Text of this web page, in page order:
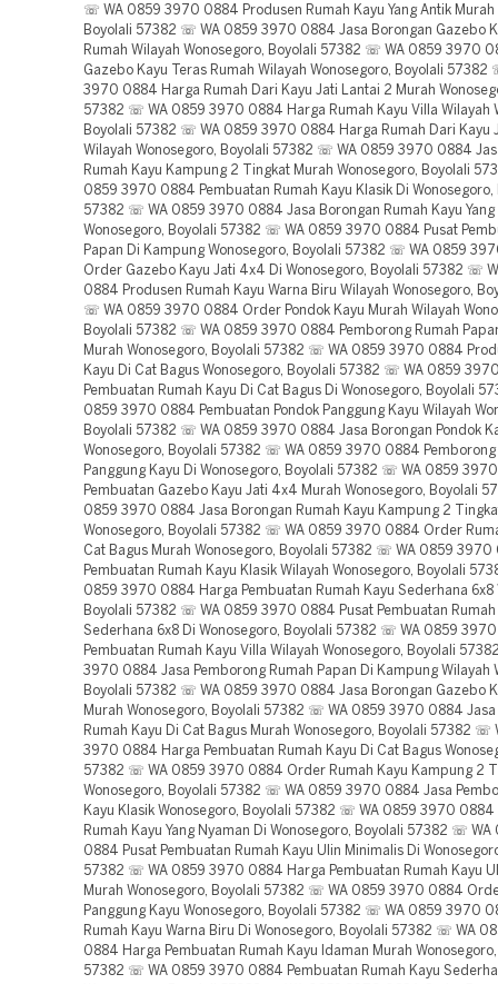
☏ WA 0859 3970 0884 Produsen Rumah Kayu Yang Antik Murah
Boyolali 57382 ☏ WA 0859 3970 0884 Jasa Borongan Gazebo
Rumah Wilayah Wonosegoro, Boyolali 57382 ☏ WA 0859 3970
Gazebo Kayu Teras Rumah Wilayah Wonosegoro, Boyolali
3970 0884 Harga Rumah Dari Kayu Jati Lantai 2 Murah
57382 ☏ WA 0859 3970 0884 Harga Rumah Kayu Villa Wilayah
Boyolali 57382 ☏ WA 0859 3970 0884 Harga Rumah Dari Kayu
Wilayah Wonosegoro, Boyolali 57382 ☏ WA 0859 3970 0884
Rumah Kayu Kampung 2 Tingkat Murah Wonosegoro, Boyolali
0859 3970 0884 Pembuatan Rumah Kayu Klasik Di Wonosegoro,
57382 ☏ WA 0859 3970 0884 Jasa Borongan Rumah Kayu Yang
Wonosegoro, Boyolali 57382 ☏ WA 0859 3970 0884 Pusat
Papan Di Kampung Wonosegoro, Boyolali 57382 ☏ WA 0859
Order Gazebo Kayu Jati 4x4 Di Wonosegoro, Boyolali 57382 ☏
0884 Produsen Rumah Kayu Warna Biru Wilayah Wonosegoro,
☏ WA 0859 3970 0884 Order Pondok Kayu Murah Wilayah
Boyolali 57382 ☏ WA 0859 3970 0884 Pemborong Rumah
Murah Wonosegoro, Boyolali 57382 ☏ WA 0859 3970 0884
Kayu Di Cat Bagus Wonosegoro, Boyolali 57382 ☏ WA 0859
Pembuatan Rumah Kayu Di Cat Bagus Di Wonosegoro, Boyolali
0859 3970 0884 Pembuatan Pondok Panggung Kayu Wilayah
Boyolali 57382 ☏ WA 0859 3970 0884 Jasa Borongan Pondok
Wonosegoro, Boyolali 57382 ☏ WA 0859 3970 0884 Pemborong
Panggung Kayu Di Wonosegoro, Boyolali 57382 ☏ WA 0859
Pembuatan Gazebo Kayu Jati 4x4 Murah Wonosegoro, Boyolali
0859 3970 0884 Jasa Borongan Rumah Kayu Kampung 2
Wonosegoro, Boyolali 57382 ☏ WA 0859 3970 0884 Order
Cat Bagus Murah Wonosegoro, Boyolali 57382 ☏ WA 0859 3970
Pembuatan Rumah Kayu Klasik Wilayah Wonosegoro, Boyolali
0859 3970 0884 Harga Pembuatan Rumah Kayu Sederhana 6x8
Boyolali 57382 ☏ WA 0859 3970 0884 Pusat Pembuatan Rumah
Sederhana 6x8 Di Wonosegoro, Boyolali 57382 ☏ WA 0859
Pembuatan Rumah Kayu Villa Wilayah Wonosegoro, Boyolali
3970 0884 Jasa Pemborong Rumah Papan Di Kampung Wilayah
Boyolali 57382 ☏ WA 0859 3970 0884 Jasa Borongan Gazebo
Murah Wonosegoro, Boyolali 57382 ☏ WA 0859 3970 0884 Jasa
Rumah Kayu Di Cat Bagus Murah Wonosegoro, Boyolali 57382 ☏
3970 0884 Harga Pembuatan Rumah Kayu Di Cat Bagus
57382 ☏ WA 0859 3970 0884 Order Rumah Kayu Kampung 2
Wonosegoro, Boyolali 57382 ☏ WA 0859 3970 0884 Jasa
Kayu Klasik Wonosegoro, Boyolali 57382 ☏ WA 0859 3970 0884
Rumah Kayu Yang Nyaman Di Wonosegoro, Boyolali 57382 ☏
0884 Pusat Pembuatan Rumah Kayu Ulin Minimalis Di
57382 ☏ WA 0859 3970 0884 Harga Pembuatan Rumah Kayu
Murah Wonosegoro, Boyolali 57382 ☏ WA 0859 3970 0884
Panggung Kayu Wonosegoro, Boyolali 57382 ☏ WA 0859 3970
Rumah Kayu Warna Biru Di Wonosegoro, Boyolali 57382 ☏ WA
0884 Harga Pembuatan Rumah Kayu Idaman Murah
57382 ☏ WA 0859 3970 0884 Pembuatan Rumah Kayu